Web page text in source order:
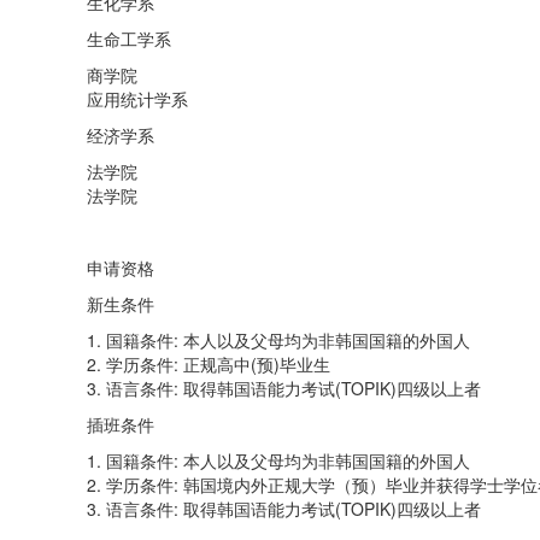
生命工学系
商学院
应用统计学系
经济学系
法学院
法学院
申请资格
新生条件
1. 国籍条件: 本人以及父母均为非韩国国籍的外国人
2. 学历条件: 正规高中(预)毕业生
3. 语言条件: 取得韩国语能力考试(TOPIK)四级以上者
插班条件
1. 国籍条件: 本人以及父母均为非韩国国籍的外国人
2. 学历条件: 韩国境内外正规大学（预）毕业并获得学士学
3. 语言条件: 取得韩国语能力考试(TOPIK)四级以上者